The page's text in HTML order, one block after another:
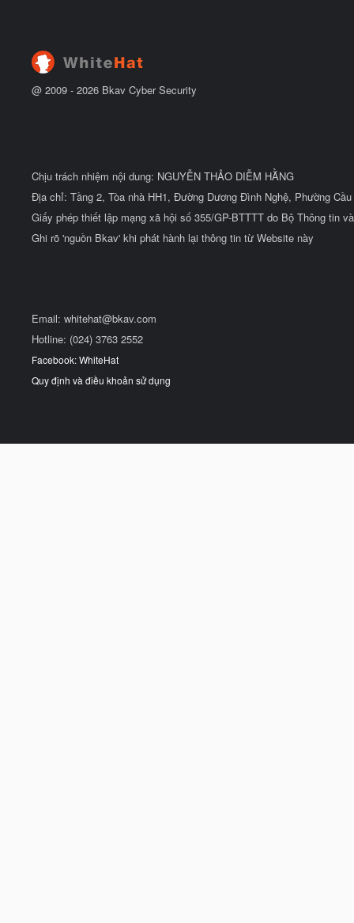
@ 2009 - 2026 Bkav Cyber Security
Chịu trách nhiệm nội dung: NGUYỄN THẢO DIỄM HẰNG
Địa chỉ: Tầng 2, Tòa nhà HH1, Đường Dương Đình Nghệ, Phường
Giấy phép thiết lập mạng xã hội số 355/GP-BTTTT do Bộ Thông tin
Ghi rõ 'nguồn Bkav' khi phát hành lại thông tin từ Website này
Email: whitehat@bkav.com
Hotline: (024) 3763 2552
Facebook: WhiteHat
Quy định và điều khoản sử dụng